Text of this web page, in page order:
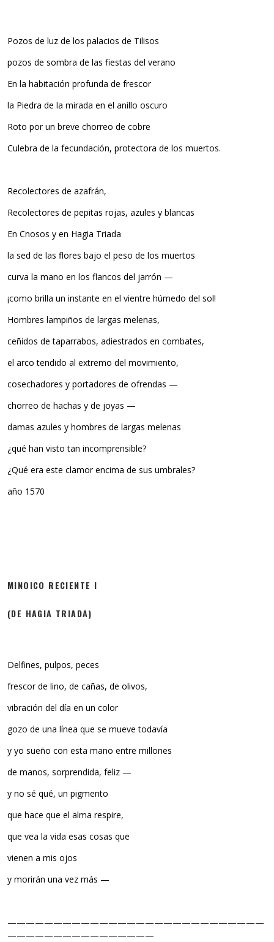
Pozos de luz de los palacios de Tilisos
pozos de sombra de las fiestas del verano
En la habitación profunda de frescor
la Piedra de la mirada en el anillo oscuro
Roto por un breve chorreo de cobre
Culebra de la fecundación, protectora de los muertos.
Recolectores de azafrán,
Recolectores de pepitas rojas, azules y blancas
En Cnosos y en Hagia Triada
la sed de las flores bajo el peso de los muertos
curva la mano en los flancos del jarrón —
¡como brilla un instante en el vientre húmedo del sol!
Hombres lampiños de largas melenas,
ceñidos de taparrabos, adiestrados en combates,
el arco tendido al extremo del movimiento,
cosechadores y portadores de ofrendas —
chorreo de hachas y de joyas —
damas azules y hombres de largas melenas
¿qué han visto tan incomprensible?
¿Qué era este clamor encima de sus umbrales?
año 1570
MINOICO RECIENTE I
(DE HAGIA TRIADA)
Delfines, pulpos, peces
frescor de lino, de cañas, de olivos,
vibración del día en un color
gozo de una línea que se mueve todavía
y yo sueño con esta mano entre millones
de manos, sorprendida, feliz —
y no sé qué, un pigmento
que hace que el alma respire,
que vea la vida esas cosas que
vienen a mis ojos
y morirán una vez más —
————————————————————————————
————————————————